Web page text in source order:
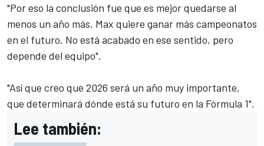
"Por eso la conclusión fue que es mejor quedarse al
menos un año más. Max quiere ganar más campeonatos
en el futuro. No está acabado en ese sentido, pero
depende del equipo".
"Así que creo que 2026 será un año muy importante,
que determinará dónde está su futuro en la Fórmula 1".
Lee también: